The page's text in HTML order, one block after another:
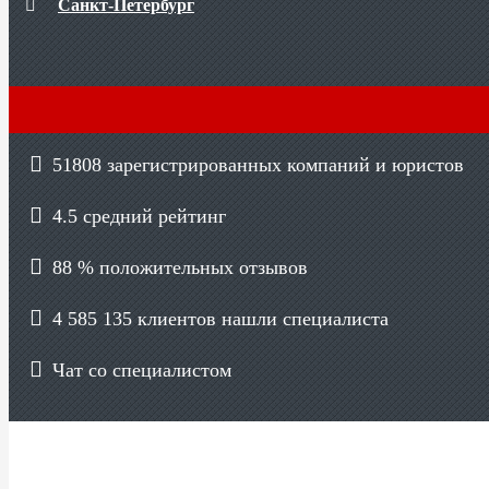
Санкт-Петербург
51808 зарегистрированных компаний и юристов
4.5 средний рейтинг
88 % положительных отзывов
4 585 135 клиентов нашли специалиста
Чат со специалистом